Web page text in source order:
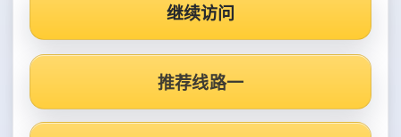
继续访问
推荐线路一